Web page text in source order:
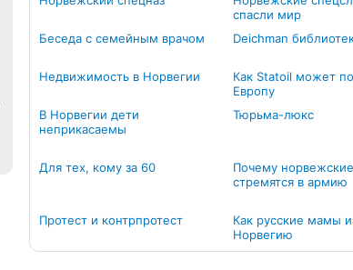
спасли мир
Беседа с семейным врачом Deichman
Недвижимость в Норвегии
Как Statoil может
Европу
В Норвегии дети
неприкасаемы
Тюрьма-люкс
Для тех, кому за 60
Почему
стремятся в армию
Протест и контрпротест
Как русские мамы
Норвегию